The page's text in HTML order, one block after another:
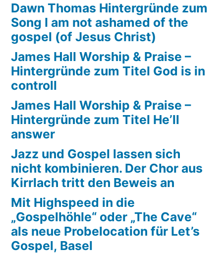
(of
Jesus
Christ)
Dawn Thomas Hintergründe zum
Song I am not ashamed of the
gospel (of Jesus Christ)
James Hall Worship & Praise –
Hintergründe zum Titel God is in
controll
James Hall Worship & Praise –
Hintergründe zum Titel He’ll
answer
Jazz und Gospel lassen sich
nicht kombinieren. Der Chor aus
Kirrlach tritt den Beweis an
Mit Highspeed in die
„Gospelhöhle“ oder „The Cave“
als neue Probelocation für Let’s
Gospel, Basel